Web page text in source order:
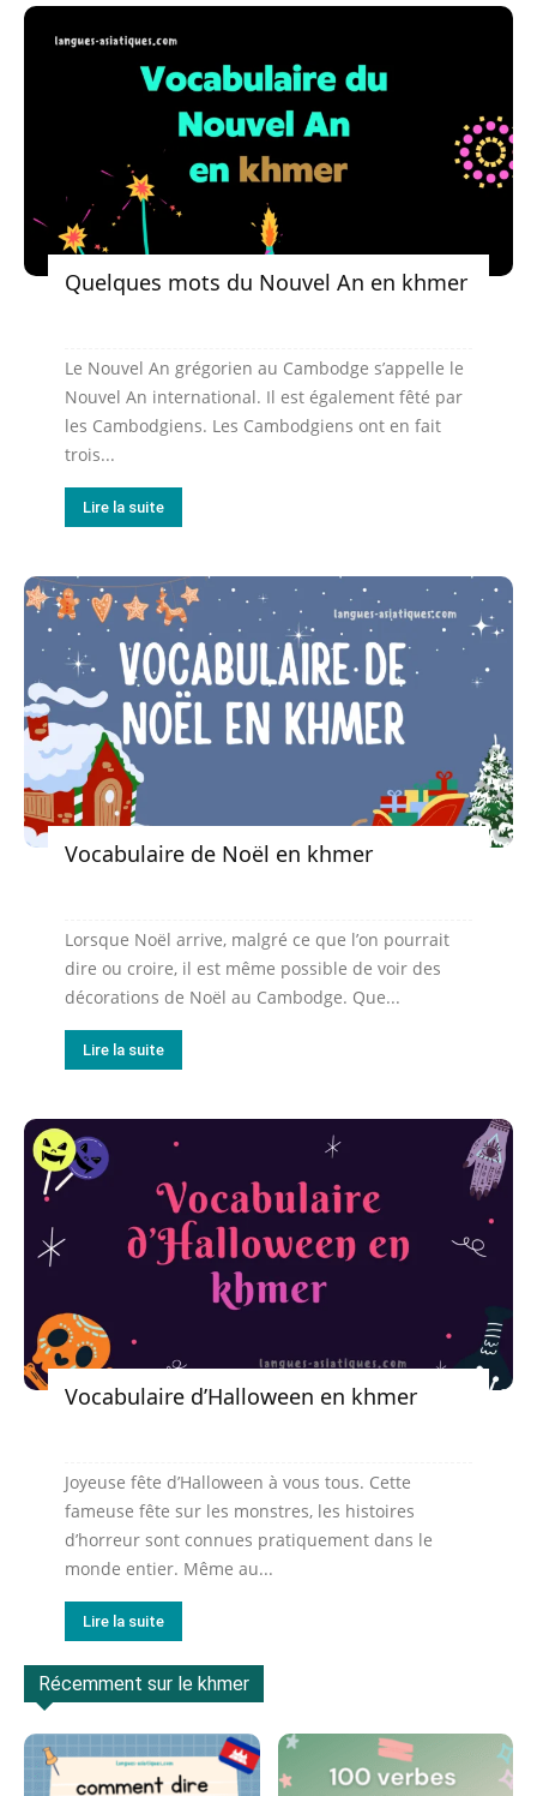
Quelques mots du Nouvel An en khmer
Le Nouvel An grégorien au Cambodge s’appelle le
Nouvel An international. Il est également fêté par
les Cambodgiens. Les Cambodgiens ont en fait
trois...
Lire la suite
Vocabulaire de Noël en khmer
Lorsque Noël arrive, malgré ce que l’on pourrait
dire ou croire, il est même possible de voir des
décorations de Noël au Cambodge. Que...
Lire la suite
Vocabulaire d’Halloween en khmer
Joyeuse fête d’Halloween à vous tous. Cette
fameuse fête sur les monstres, les histoires
d’horreur sont connues pratiquement dans le
monde entier. Même au...
Lire la suite
Récemment sur le khmer